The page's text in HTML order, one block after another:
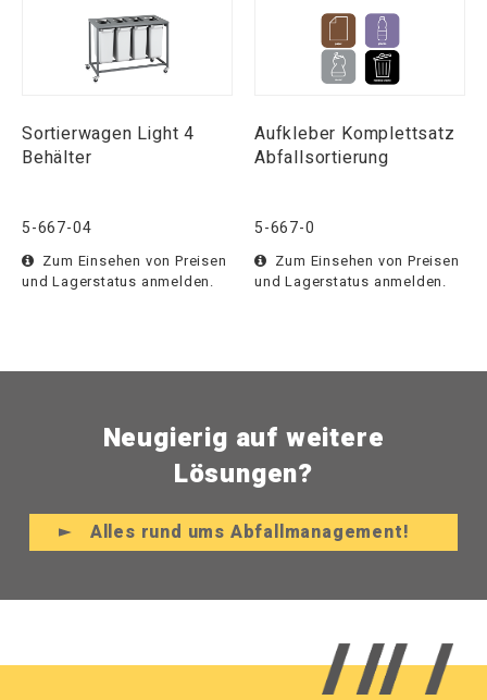
Sortierwagen Light 4
Behälter
5-667-04
Zum Einsehen von Preisen
und Lagerstatus anmelden.
Aufkleber Komplettsatz
Abfallsortierung
5-667-0
Zum Einsehen von Preisen
und Lagerstatus anmelden.
Neugierig auf weitere
Lösungen?
Alles rund ums Abfallmanagement!